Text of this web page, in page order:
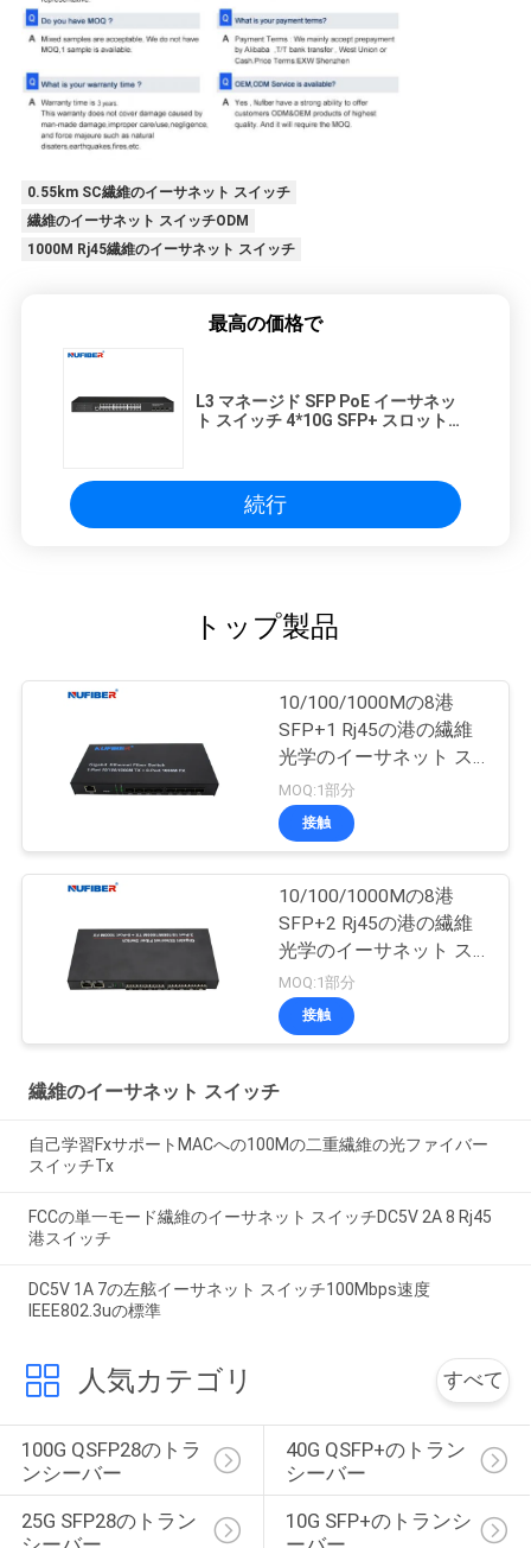
0.55km SC繊維のイーサネット スイッチ
繊維のイーサネット スイッチODM
1000M Rj45繊維のイーサネット スイッチ
最高の価格で
L3 マネージド SFP PoE イーサネッ
ト スイッチ 4*10G SFP+ スロットか
続行
トップ製品
10/100/1000Mの8港
SFP+1 Rj45の港の繊維
光学のイーサネット ス
イッチ媒体のコンバータ
ー
MOQ:1部分
接触
10/100/1000Mの8港
SFP+2 Rj45の港の繊維
光学のイーサネット ス
イッチ媒体のコンバータ
ー
MOQ:1部分
接触
繊維のイーサネット スイッチ
自己学習FxサポートMACへの100Mの二重繊維の光ファイバー
スイッチTx
FCCの単一モード繊維のイーサネット スイッチDC5V 2A 8 Rj45
港スイッチ
DC5V 1A 7の左舷イーサネット スイッチ100Mbps速度
IEEE802.3uの標準
人気カテゴリ すべて
100G QSFP28のトラ
ンシーバー
40G QSFP+のトラン
シーバー
25G SFP28のトラン
10G SFP+のトランシ